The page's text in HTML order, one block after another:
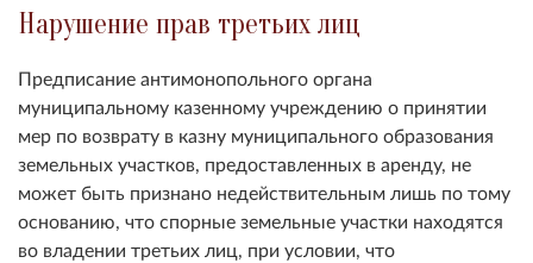
Нарушение прав третьих лиц
Предписание антимонопольного органа
муниципальному казенному учреждению о принятии
мер по возврату в казну муниципального образования
земельных участков, предоставленных в аренду, не
может быть признано недействительным лишь по тому
основанию, что спорные земельные участки находятся
во владении третьих лиц, при условии, что